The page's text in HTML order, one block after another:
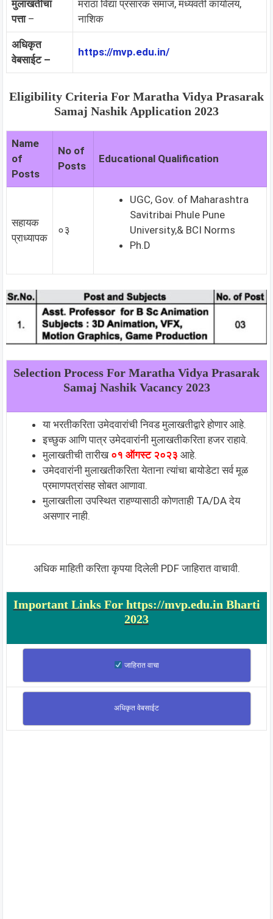
मुलाखतीचा
पत्ता–
मराठा विद्या प्रसारक समाज, मध्यवर्ती कार्यालय,
नाशिक
अधिकृत
वेबसाईट –
https://mvp.edu.in/
Eligibility Criteria For Maratha Vidya Prasarak
Samaj Nashik Application 2023
Name
of
Posts
No of
Posts
Educational Qualification
सहायक
प्राध्यापक
०३
UGC, Gov. of Maharashtra
Savitribai Phule Pune
University,& BCI Norms
Ph.D
Selection Process For Maratha Vidya Prasarak
Samaj NashikVacancy 2023
या भरतीकरिता उमेदवारांची निवड मुलाखतीद्वारे होणार आहे.
इच्छुक आणि पात्र उमेदवारांनी मुलाखतीकरिता हजर राहावे.
मुलाखतीची तारीख ०१ ऑगस्ट २०२३ आहे.
उमेदवारांनी मुलाखतीकरिता येताना त्यांचा बायोडेटा सर्व मूळ
प्रमाणपत्रांसह सोबत आणावा.
मुलाखतीला उपस्थित राहण्यासाठी कोणताही TA/DA देय
असणार नाही.
अधिक माहिती करिता कृपया दिलेली PDF जाहिरात वाचावी.
Important Links For https://mvp.edu.in Bharti
2023
जाहिरात वाचा
अधिकृत वेबसाईट